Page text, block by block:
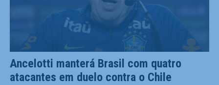
Ancelotti manterá Brasil com quatro
atacantes em duelo contra o Chile